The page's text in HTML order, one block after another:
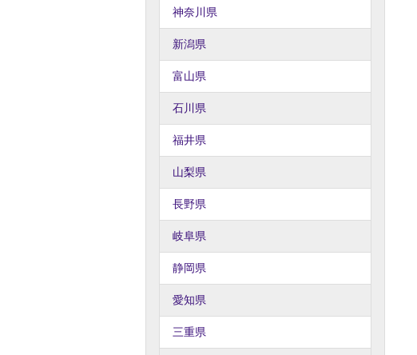
神奈川県
新潟県
富山県
石川県
福井県
山梨県
長野県
岐阜県
静岡県
愛知県
三重県